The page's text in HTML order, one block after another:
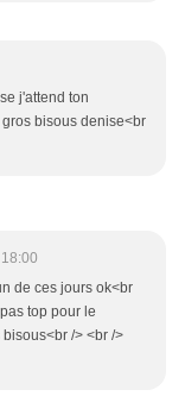
j'attend ton
bisous denise<br
de ces jours ok<br
top pour le
/> <br />